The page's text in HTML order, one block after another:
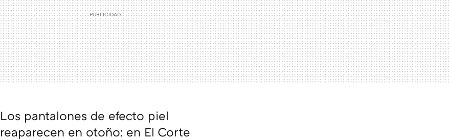
Los pantalones de efecto piel
reaparecen en otoño: en El Corte